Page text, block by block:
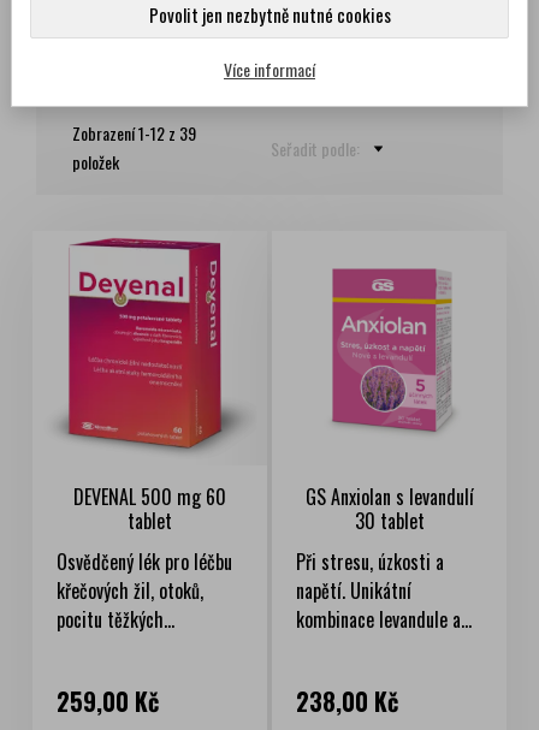
Seřadit podle:
Zobrazení 1-12 z 39
položek
DEVENAL 500 mg 60
tablet
Osvědčený lék pro léčbu
křečových žil, otoků,
pocitu těžkých...
Cena
259,00 Kč
GS Anxiolan s levandulí
30 tablet
Při stresu, úzkosti a
napětí. Unikátní
kombinace levandule a...
Cena
238,00 Kč
Povolit jen nezbytně nutné cookies
Více informací